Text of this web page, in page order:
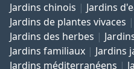
Jardins chinois Jardins
Jardins de plantes vivaces
Jardins des herbes
Jardins familiaux
Jardins
Jardins méditerranéens